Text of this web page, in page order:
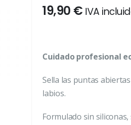
19,90 € IVA
Cuidado profesional
Sella las puntas
labios.
Formulado sin